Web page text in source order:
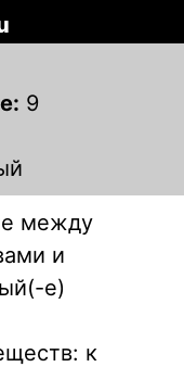
9
между
и
е)
к